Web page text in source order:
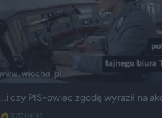
...i czy PIS-owiec zgodę wyraził na